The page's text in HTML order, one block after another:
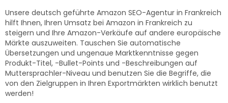
Unsere deutsch geführte Amazon SEO-Agentur in Frankreich
hilft Ihnen, Ihren Umsatz bei Amazon in Frankreich zu
steigern und Ihre Amazon-Verkäufe auf andere europäische
Märkte auszuweiten. Tauschen Sie automatische
Übersetzungen und ungenaue Marktkenntnisse gegen
Produkt-Titel, -Bullet-Points und -Beschreibungen auf
Muttersprachler-Niveau und benutzen Sie die Begriffe, die
von den Zielgruppen in Ihren Exportmärkten wirklich benutzt
werden!